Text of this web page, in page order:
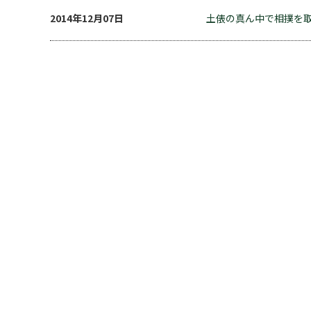
2014年12月07日 土俵の真ん中で相撲を